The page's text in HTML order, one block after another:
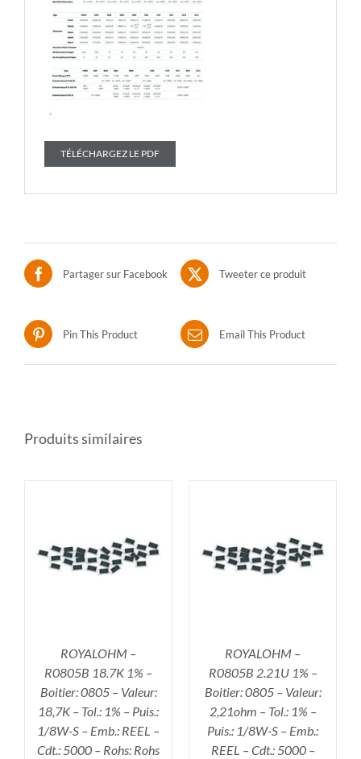
TÉLÉCHARGEZ LE PDF
Partager sur Facebook Tweeter ce produit
Pin This Product Email This Product
Produits similaires
ROYALOHM –
R0805B 18.7K 1% –
Boitier: 0805 – Valeur:
18,7K – Tol.: 1% – Puis.:
1/8W-S – Emb.: REEL –
Cdt.: 5000 – Rohs: Rohs
AJOUTER AU PANIER
/
DÉTAILS
ROYALOHM –
R0805B 2.21U 1% –
Boitier: 0805 – Valeur:
2,21ohm – Tol.: 1% –
Puis.: 1/8W-S – Emb.:
REEL – Cdt.: 5000 –